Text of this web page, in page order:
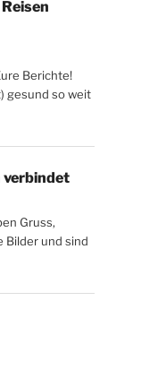
Reisen
Berichte!
gesund so weit
verbindet
Gruss,
Bilder und sind